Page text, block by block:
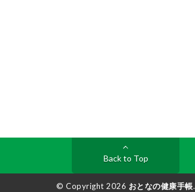
Back to Top
© Copyright 2026 おとなの健康手帳.